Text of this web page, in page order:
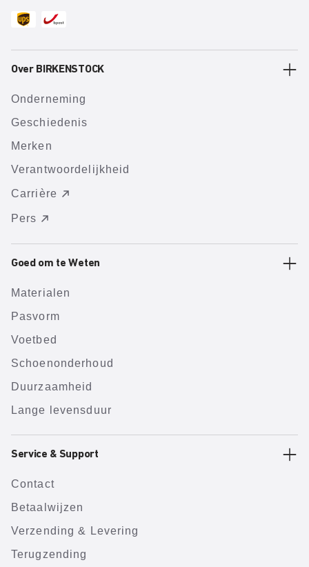
Over BIRKENSTOCK
Onderneming
Geschiedenis
Merken
Verantwoordelijkheid
Carrière
Pers
Goed om te Weten
Materialen
Pasvorm
Voetbed
Schoenonderhoud
Duurzaamheid
Lange levensduur
Service & Support
Contact
Betaalwijzen
Verzending & Levering
Terugzending